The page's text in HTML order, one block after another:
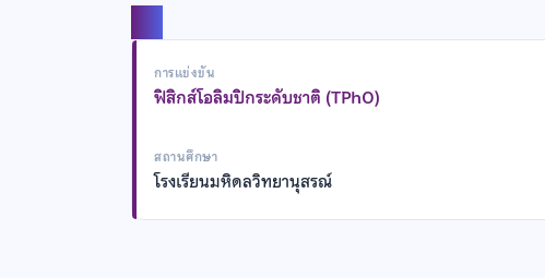
การแข่งขัน
ฟิสิกส์โอลิมปิกระดับชาติ (TPhO)
สถานศึกษา
โรงเรียนมหิดลวิทยานุสรณ์